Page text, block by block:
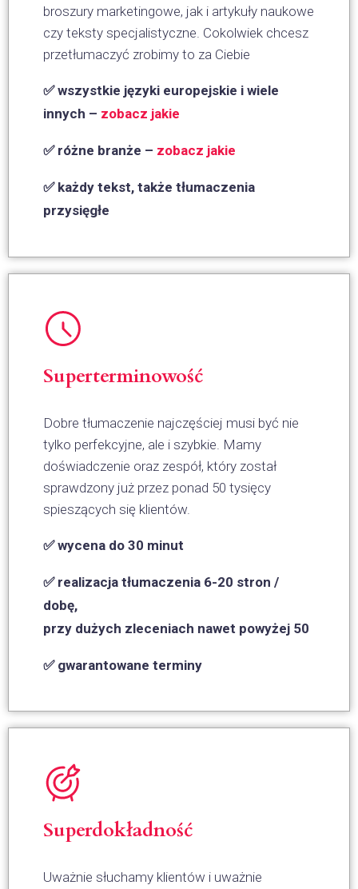
broszury marketingowe, jak i artykuły naukowe
czy teksty specjalistyczne. Cokolwiek chcesz
przetłumaczyć zrobimy to za Ciebie
✅ wszystkie języki europejskie i wiele
innych – zobacz jakie
✅ różne branże – zobacz jakie
✅ każdy tekst, także tłumaczenia
przysięgłe
Superterminowość
Dobre tłumaczenie najczęściej musi być nie
tylko perfekcyjne, ale i szybkie. Mamy
doświadczenie oraz zespół, który został
sprawdzony już przez ponad 50 tysięcy
spieszących się klientów.
✅ wycena do 30 minut
✅ realizacja tłumaczenia 6-20 stron /
dobę,
przy dużych zleceniach nawet powyżej 50
✅ gwarantowane terminy
Superdokładność
Uważnie słuchamy klientów i uważnie